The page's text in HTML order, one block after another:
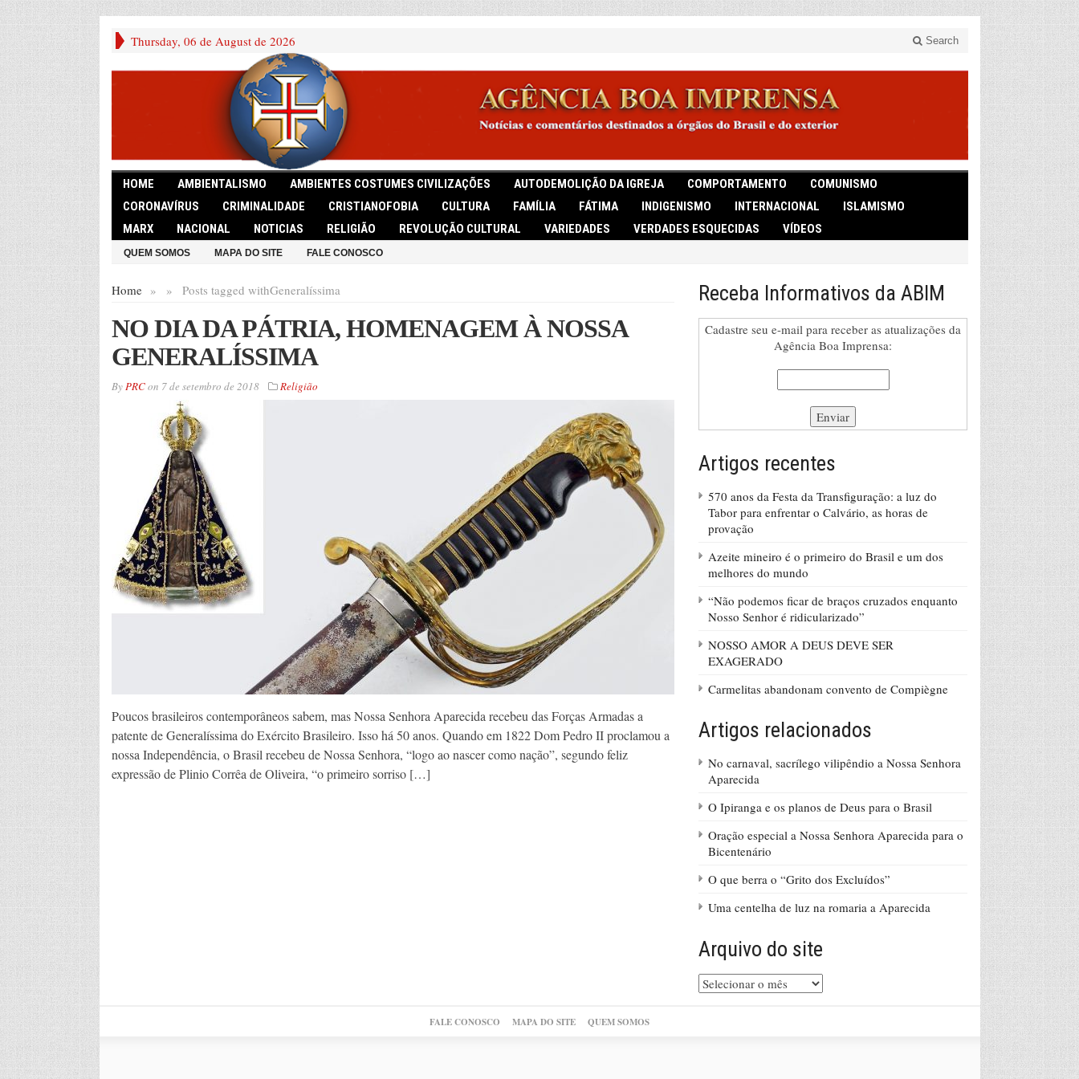
Thursday, 06 de August de 2026 Search
HOME AMBIENTALISMO AMBIENTES COSTUMES CIVILIZAÇÕES AUTODEMOLIÇÃO DA IGREJA COMPORTAMENTO
COMUNISMO
CORONAVÍRUS
CRIMINALIDADE CRISTIANOFOBIA CULTURA FAMÍLIA FÁTIMA INDIGENISMO INTERNACIONAL
ISLAMISMO
MARX
NACIONAL NOTICIAS RELIGIÃO REVOLUÇÃO CULTURAL VARIEDADES VERDADES ESQUECIDAS VÍDEOS
QUEM SOMOS MAPA DO SITE FALE CONOSCO
Home » Posts tagged with
» Generalíssima
NO DIA DA PÁTRIA, HOMENAGEM À NOSSA
GENERALÍSSIMA
ByPRCon 7 de setembro de 2018 Religião
Poucos brasileiros contemporâneos sabem, mas Nossa Senhora Aparecida recebeu das Forças Armadas a
patente de Generalíssima do Exército Brasileiro. Isso há 50 anos. Quando em 1822 Dom Pedro II proclamou a
nossa Independência, o Brasil recebeu de Nossa Senhora, “logo ao nascer como nação”, segundo feliz
expressão de Plinio Corrêa de Oliveira, “o primeiro sorriso […]
Receba Informativos da ABIM
Cadastre seu e-mail para receber as atualizações da
Agência Boa Imprensa:
Artigos recentes
570 anos da Festa da Transfiguração: a luz do
Tabor para enfrentar o Calvário, as horas de
provação
Azeite mineiro é o primeiro do Brasil e um dos
melhores do mundo
“Não podemos ficar de braços cruzados enquanto
Nosso Senhor é ridicularizado”
NOSSO AMOR A DEUS DEVE SER
EXAGERADO
Carmelitas abandonam convento de Compiègne
Artigos relacionados
No carnaval, sacrílego vilipêndio a Nossa Senhora
Aparecida
O Ipiranga e os planos de Deus para o Brasil
Oração especial a Nossa Senhora Aparecida para o
Bicentenário
O que berra o “Grito dos Excluídos”
Uma centelha de luz na romaria a Aparecida
Arquivo do site
Arquivo
do
FALE CONOSCO MAPA DO SITE QUEM SOMOS